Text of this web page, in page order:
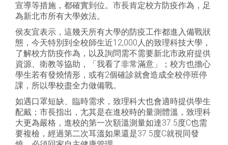
宣導等措施，都確實到位。市長肯定校方防疫作為，足
為新北市所有大學效法。
侯友宜表示，這幾天所有大學的防疫工作都進入備戰狀
態，今天特別到全校師生近12,000人的致理科技大學，
了解校方防疫作為，以及詢問需不需要新北市政府提供
資源、衛教等協助，「我看了非常滿意」；校方也擔心
學生若有發燒情形，或有2個確診就會造成全校停班停
課，所以學校盡全力做備戰。
如遇口罩短缺、臨時需求，致理科大也會適時提供學生
配戴；市長指出，尢其是在進校時的量測體溫，致理科
大更為嚴格，進校的第一次額溫測量如達37.5度C也需
要複檢，經過第二次耳溫如果還是37.5度C就視同發